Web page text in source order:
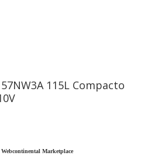
115L Compacto
Webcontinental Marketplace